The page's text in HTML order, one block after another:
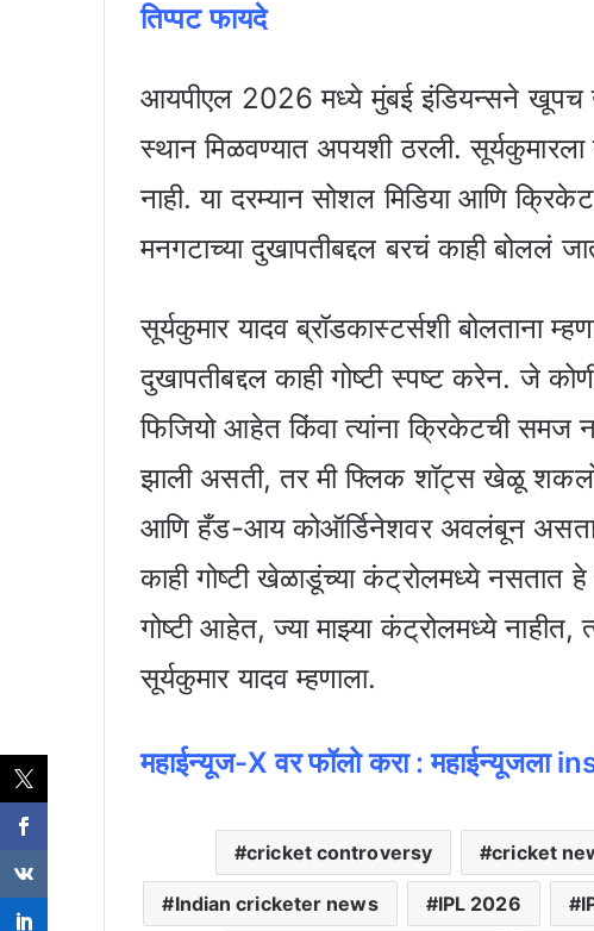
तिप्पट फायदे
आयपीएल 2026 मध्ये मुंबई इंडियन्सने खूपच
स्थान मिळवण्यात अपयशी ठरली.
नाही. या दरम्यान सोशल मिडिया आणि
मनगटाच्या दुखापतीबद्दल बरचं काही बोललं
सूर्यकुमार यादव ब्रॉडकास्टर्सशी बोलताना
दुखापतीबद्दल काही गोष्टी स्पष्ट करेन. जे
फिजियो आहेत किंवा त्यांना क्रिकेटची समज
झाली असती, तर मी फ्लिक शॉट्स खेळू
आणि हँड-आय कोऑर्डिनेशवर अवलंबून
काही गोष्टी खेळाडूंच्या कंट्रोलमध्ये नसतात
गोष्टी आहेत, ज्या माझ्या कंट्रोलमध्ये नाहीत,
सूर्यकुमार यादव म्हणाला.
महाईन्यूज-X वर फॉलो करा : महाईन्यूजला
cricket controversy cricket
Indian cricketer news IPL 2026